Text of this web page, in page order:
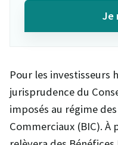
Je
Pour les investisseurs
jurisprudence du
imposés au régime
Commerciaux (BIC).